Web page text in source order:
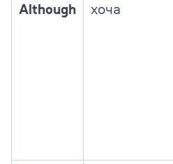
Although хоча